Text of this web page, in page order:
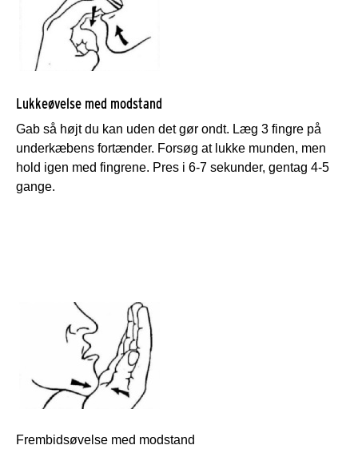
Lukkeøvelse med modstand
Gab så højt du kan uden det gør ondt. Læg 3 fingre på
underkæbens fortænder. Forsøg at lukke munden, men
hold igen med fingrene. Pres i 6-7 sekunder, gentag 4-5
gange.
Frembidsøvelse med modstand